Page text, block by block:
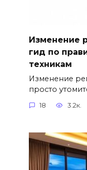
Изменение
гид по
техникам
Изменение
просто
18 3.2к.